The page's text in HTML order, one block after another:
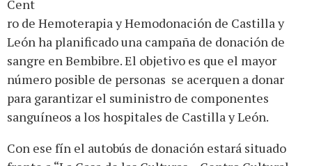
Cent
ro de Hemoterapia y Hemodonación de Castilla y
León ha planificado una campaña de donación de
sangre en Bembibre. El objetivo es que el mayor
número posible de personas se acerquen a donar
para garantizar el suministro de componentes
sanguíneos a los hospitales de Castilla y León.
Con ese fín el autobús de donación estará situado